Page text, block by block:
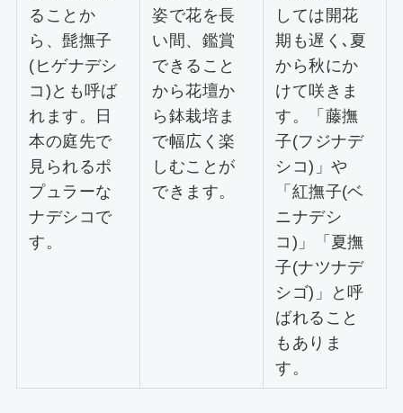
ることか
ら、髭撫子
(ヒゲナデシ
コ)とも呼ば
れます。日
本の庭先で
見られるポ
プュラーな
ナデシコで
す。
姿で花を長
い間、鑑賞
できること
から花壇か
ら鉢栽培ま
で幅広く楽
しむことが
できます。
しては開花
期も遅く､夏
から秋にか
けて咲きま
す。「藤撫
子(フジナデ
シコ)」や
「紅撫子(ベ
ニナデシ
コ)」「夏撫
子(ナツナデ
シゴ)」と呼
ばれること
もありま
す。